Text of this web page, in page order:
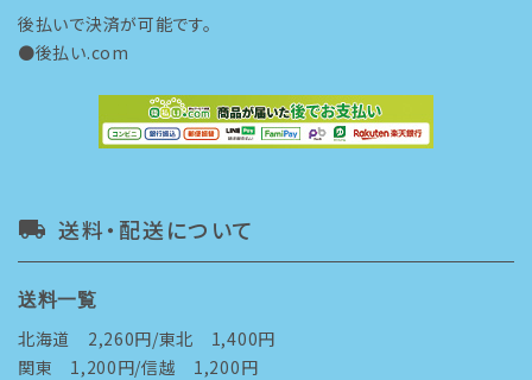
後払いで決済が可能です。
●後払い.com
local_shipping 送料・配送について
送料一覧
北海道 2,260円/東北 1,400円
関東 1,200円/信越 1,200円